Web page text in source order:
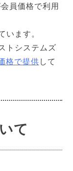
員価格で利用
います。
トシステムズ
格で提供 して
て